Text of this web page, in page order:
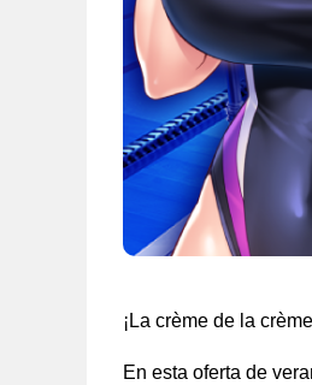
¡La crème de la
En esta oferta de